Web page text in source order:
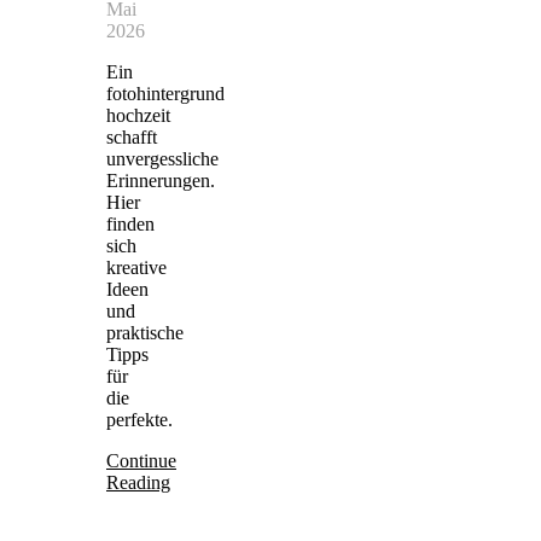
Mai
2026
Ein
fotohintergrund
hochzeit
schafft
unvergessliche
Erinnerungen.
Hier
finden
sich
kreative
Ideen
und
praktische
Tipps
für
die
perfekte.
Continue
Reading